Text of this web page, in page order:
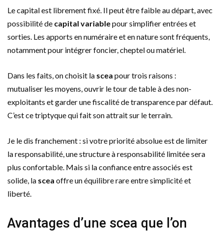
Le capital est librement fixé. Il peut être faible au départ, avec
possibilité de capital variablepour simplifier entrées et
sorties. Les apports en numéraire et en nature sont fréquents,
notamment pour intégrer foncier, cheptel ou matériel.
Dans les faits, on choisit la scea pour trois raisons :
mutualiser les moyens, ouvrir le tour de table à des non-
exploitants et garder une fiscalité de transparence par défaut.
C’est ce triptyque qui fait son attrait sur le terrain.
Je le dis franchement : si votre priorité absolue est de limiter
la responsabilité, une structure à responsabilité limitée sera
plus confortable. Mais si la confiance entre associés est
solide, la scea offre un équilibre rare entre simplicité et
liberté.
Avantages d’une scea que l’on